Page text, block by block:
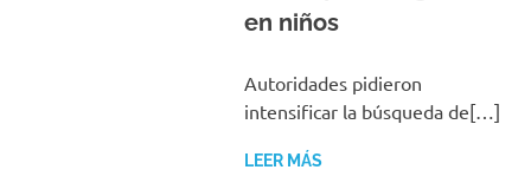
en niños
Autoridades pidieron
intensificar la búsqueda de[…]
LEER MÁS